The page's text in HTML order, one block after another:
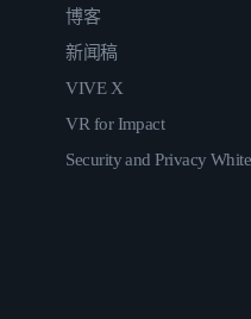
博客
新闻稿
VIVE X
VR for Impact
Security and Privacy